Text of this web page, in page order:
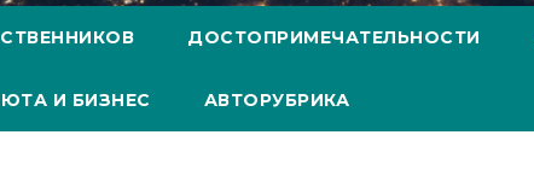
ДОСТОПРИМЕЧАТЕЛЬНОСТИ
И БИЗНЕС АВТОРУБРИКА